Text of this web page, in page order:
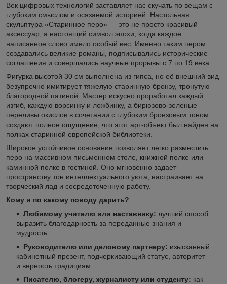
Век цифровых технологий заставляет нас скучать по вещам с
глубоким смыслом и осязаемой историей. Настольная
скульптура «Старинное перо» — это не просто красивый
аксессуар, а настоящий символ эпохи, когда каждое
написанное слово имело особый вес. Именно таким пером
создавались великие романы, подписывались исторические
соглашения и совершались научные прорывы с 7 по 19 века.
Фигурка высотой 30 см выполнена из гипса, но её внешний вид
безупречно имитирует тяжелую старинную бронзу, тронутую
благородной патиной. Мастер искусно проработал каждый
изгиб, каждую ворсинку и ложбинку, а бирюзово-зеленые
переливы окислов в сочетании с глубоким бронзовым тоном
создают полное ощущение, что этот арт-объект был найден на
полках старинной европейской библиотеки.
Широкое устойчивое основание позволяет легко разместить
перо на массивном письменном столе, книжной полке или
каминной полке в гостиной. Оно мгновенно задает
пространству тон интеллектуального уюта, настраивает на
творческий лад и сосредоточенную работу.
Кому и по какому поводу дарить?
Любимому учителю или наставнику: лучший способ
выразить благодарность за переданные знания и
мудрость.
Руководителю или деловому партнеру: изысканный
кабинетный презент, подчеркивающий статус, авторитет
и верность традициям.
Писателю, блогеру, журналисту или студенту: как